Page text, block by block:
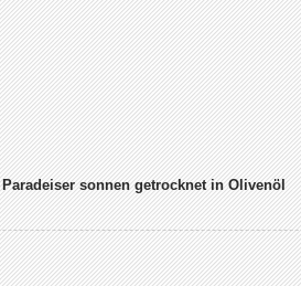
Paradeiser sonnen getrocknet in Olivenöl